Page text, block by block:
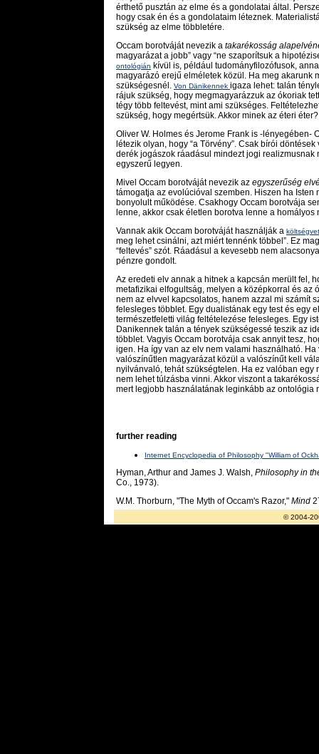
érthető pusztán az elme és a gondolatai által.
hogy csak én és a gondolataim léteznek.
szükség az elme többletére.
Occam borotváját nevezik a takarékosság
magyarázat a jobb” vagy “ne szaporítsuk a
ontológián kívül is, például tudományfilozófusok,
magyarázó erejű elméletek közül. Ha meg akarunk
szükségesnél. Von Dänikennek igaza lehet: talán
rájuk szükség, hogy megmagyarázzuk az ókoriak
tégy több feltevést, mint ami szükséges.
szükség, hogy megértsük. Akkor minek az éteri éter?
Oliver W. Holmes és Jerome Frank is -lényegében-
létezik olyan, hogy “a Törvény”. Csak bírói
derék jogászok ráadásul mindezt jogi
egyszerű legyen.
Mivel Occam borotváját nevezik az egyszerűség
támogatja az evolúcióval szemben. Hiszen ha
bonyolult működése. Csakhogy Occam borotvája
lenne, akkor csak életlen borotva lenne a homályos
Vannak akik Occam borotváját használják a
meg lehet csinálni, azt miért tennénk többel”. Ez
“feltevés” szót. Ráadásul a kevesebb nem
pénzre gondolt.
Az eredeti elv annak a hitnek a kapcsán merült fel,
metafizikai elfogultság, melyen a középkorral és az
nem az elvvel kapcsolatos, hanem azzal mi számít
felesleges többlet. Egy dualistának egy test és egy
természetfeletti világ feltételezése felesleges. Egy
Danikennek talán a tények szükségessé teszik az
többlet. Vagyis Occam borotvája csak annyit tesz,
igen. Ha így van az elv nem valami használható.
valószínűtlen magyarázat közül a valószínűt kell
nyilvánvaló, tehát szükségtelen. Ha ez valóban
nem lehet túlzásba vinni. Akkor viszont a
mert legjobb használatának leginkább az ontológia
further reading
Internet Encyclopedia of Philosophy "William of
Hyman, Arthur and James J. Walsh, Philosophy in
Co., 1973).
W.M. Thorburn, "The Myth of Occam's Razor," Mind
© 2004-